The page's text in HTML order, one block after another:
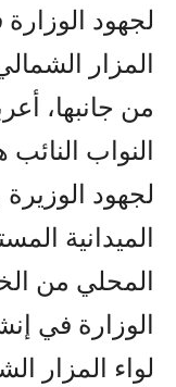
لجهود
المزار
من جانبها،
النواب
لجهود
الميدانية
المحلي من
الوزارة في
لواء المزار